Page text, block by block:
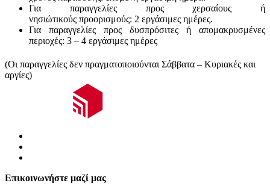
Για παραγγελίες προς χερσαίους ή
νησιώτικούς προορισμούς: 2 εργάσιμες ημέρες.
Για παραγγελίες προς δυσπρόσιτες ή απομακρυσμένες
περιοχές: 3 – 4 εργάσιμες ημέρες
(Οι παραγγελίες δεν πραγματοποιούνται Σάββατα – Κυριακές και
αργίες)
Επικοινωνήστε μαζί μας